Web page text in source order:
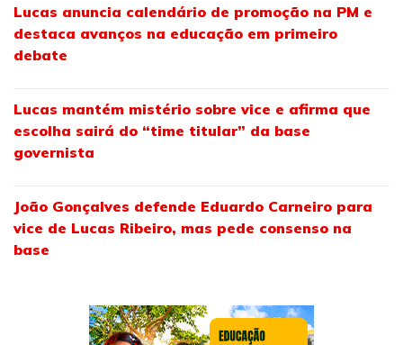
Lucas anuncia calendário de promoção na PM e
destaca avanços na educação em primeiro
debate
Lucas mantém mistério sobre vice e afirma que
escolha sairá do “time titular” da base
governista
João Gonçalves defende Eduardo Carneiro para
vice de Lucas Ribeiro, mas pede consenso na
base